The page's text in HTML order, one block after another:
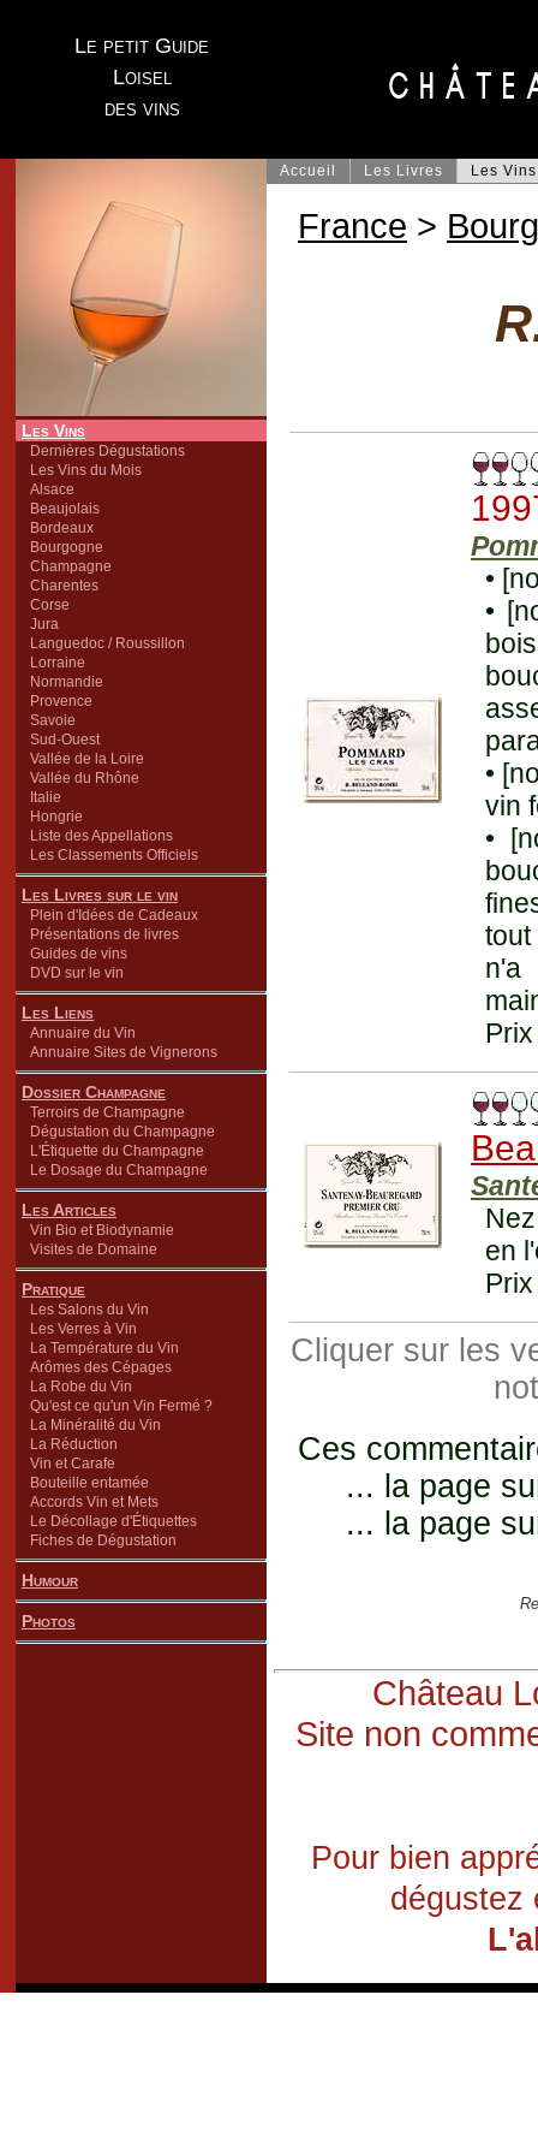
Le petit Guide
Loisel
des vins
Les Vins
Dernières Dégustations
Les Vins du Mois
Alsace
Beaujolais
Bordeaux
Bourgogne
Champagne
Charentes
Corse
Jura
Languedoc / Roussillon
Lorraine
Normandie
Provence
Savoie
Sud-Ouest
Vallée de la Loire
Vallée du Rhône
Italie
Hongrie
Liste des Appellations
Les Classements Officiels
Les Livres sur le vin
Plein d'Idées de Cadeaux
Présentations de livres
Guides de vins
DVD sur le vin
Les Liens
Annuaire du Vin
Annuaire Sites de Vignerons
Dossier Champagne
Terroirs de Champagne
Dégustation du Champagne
L'Étiquette du Champagne
Le Dosage du Champagne
Les Articles
Vin Bio et Biodynamie
Visites de Domaine
Pratique
Les Salons du Vin
Les Verres à Vin
La Température du Vin
Arômes des Cépages
La Robe du Vin
Qu'est ce qu'un Vin Fermé ?
La Minéralité du Vin
La Réduction
Vin et Carafe
Bouteille entamée
Accords Vin et Mets
Le Décollage d'Étiquettes
Fiches de Dégustation
Humour
Photos
Accueil Les Livres Les Vins
France >
•
•
•
vin
•
n'a
en
Cliquer sur les
Ces
... la page
... la page
Château
Site non
Pour bien
dégustez